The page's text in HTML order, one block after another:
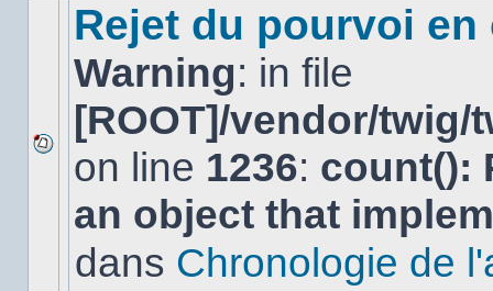
Aucun
nouveau
message
non-
dans
Rejet du pourvoi
Warning: in file
[ROOT]/vendor/
on line 1236: count():
an object that
dans Chronologie de